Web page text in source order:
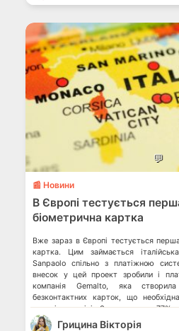
💬
📰 Новини
В Європі тестується
біометрична картка
Вже зараз в Європі тестується
картка. Цим займається
Sanpaolo спільно з платіжною
внесок у цей проект зробили і
компанія Gemalto, яка
безконтактних карток, що
пальців на чіпі. За три роки 77%
біометричні термінали Google […]
Грицина Вікторія